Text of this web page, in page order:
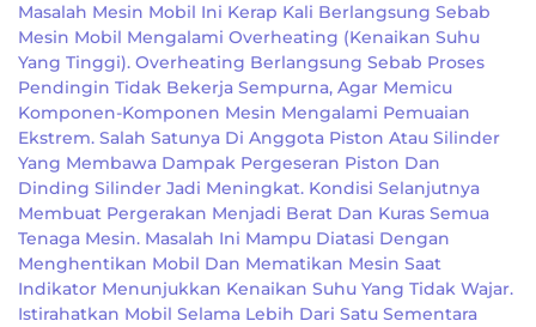
Masalah Mesin Mobil Ini Kerap Kali Berlangsung Sebab
Mesin Mobil Mengalami Overheating (kenaikan Suhu
Yang Tinggi). Overheating Berlangsung Sebab Proses
Pendingin Tidak Bekerja Sempurna, Agar Memicu
Komponen-Komponen Mesin Mengalami Pemuaian
Ekstrem. Salah Satunya Di Anggota Piston Atau Silinder
Yang Membawa Dampak Pergeseran Piston Dan
Dinding Silinder Jadi Meningkat. Kondisi Selanjutnya
Membuat Pergerakan Menjadi Berat Dan Kuras Semua
Tenaga Mesin. Masalah Ini Mampu Diatasi Dengan
Menghentikan Mobil Dan Mematikan Mesin Saat
Indikator Menunjukkan Kenaikan Suhu Yang Tidak Wajar.
Istirahatkan Mobil Selama Lebih Dari Satu Sementara